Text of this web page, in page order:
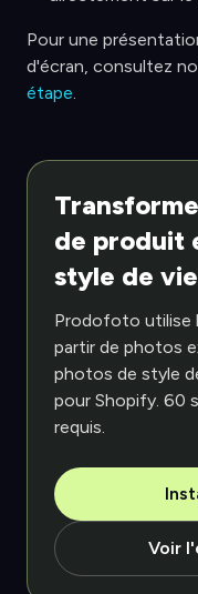
Pour une
d'écran, consultez
étape.
de produit
style de
Prodofoto utilise
partir de photos
photos de style
pour Shopify. 60
requis.
Voir